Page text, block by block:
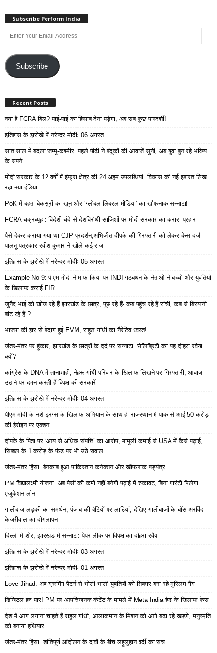
Subscribe Perform India
Enter
Your
AddressSubscribe
Recent Posts
क्या है FCRA बिल? पाई-पाई का हिसाब देना पड़ेगा, अब सब कुछ पारदर्शी!
इतिहास के झरोखे में नरेन्द्र मोदीः 06 अगस्त
सात साल में बदला जम्मू-कश्मीर: पहले पीढ़ी ने बंदूकों की आवाजें सुनी, अब युवा बुन रहे भविष्य
के सपने
मोदी सरकार के 12 वर्षों में इंफ्रा क्षेत्र की 24 अहम उपलब्धियां: विकास की नई इबारत लिख
रहा नया इंडिया
PoK में बहता बेकसूरों का खून और ‘ग्लोबल लिबरल मीडिया’ का खौफनाक सन्नाटा!
FCRA चक्रव्यूह : विदेशी चंदे से देशविरोधी साजिशों पर मोदी सरकार का करारा प्रहार
पैसे देकर कराया गया था CJP प्रदर्शन,अभिजीत दीपके की गिरफ्तारी को लेकर केस दर्ज,
पालतू पत्रकार रवीश कुमार ने खोले कई राज
इतिहास के झरोखे में नरेन्द्र मोदीः 05 अगस्त
Example No 9: पीएम मोदी ने माफ किया पर INDI गठबंधन के नेताओं ने बच्चों और युवतियों
के खिलाफ कराई FIR
जुनैद भाई को खोज रहे हैं झारखंड के छात्र, पूछ रहे हैं- कब पहुंच रहे हैं रांची, कब से बिरयानी
बांट रहे हैं ?
भाजपा की हार से बेदाग हुई EVM, राहुल गांधी का नैरेटिव ध्वस्त!
जंतर-मंतर पर हुंकार, झारखंड के छात्रों के दर्द पर सन्नाटा: सेलिब्रिटी का यह दोहरा रवैया
क्यों?
कांग्रेस के DNA में तानाशाही, नेहरू-गांधी परिवार के खिलाफ लिखने पर गिरफ्तारी, आवाज
उठाने पर दमन करती हैं विपक्ष की सरकारें
इतिहास के झरोखे में नरेन्द्र मोदीः 04 अगस्त
पीएम मोदी के नशे-ड्रग्स के खिलाफ अभियान के साथ ही राजस्थान में पाक से आई 50 करोड़
की हेरोइन पर एक्शन
दीपके के पिता पर ‘आय से अधिक संपत्ति’ का आरोप, मामूली कमाई से USA में कैसे पढ़ाई,
सिब्बल के 1 करोड़ के फंड पर भी उठे सवाल
जंतर-मंतर हिंसा: बेनकाब हुआ पाकिस्तान कनेक्शन और खौफनाक षड्यंत्र
PM विद्यालक्ष्मी योजना: अब पैसों की कमी नहीं बनेगी पढ़ाई में रुकावट, बिना गारंटी मिलेगा
एजुकेशन लोन
गालीबाज लड़की का समर्थन, पंजाब की बेटियों पर लाठियां, देखिए गालीबाजों के बॉस अरविंद
केजरीवाल का दोगलापन
दिल्ली में शोर, झारखंड में सन्नाटा: पेपर लीक पर विपक्ष का दोहरा रवैया
इतिहास के झरोखे में नरेन्द्र मोदीः 03 अगस्त
इतिहास के झरोखे में नरेन्द्र मोदीः 01 अगस्त
Love Jihad: अब ग्रूमिंग पैटर्न से भोली-भाली युवतियों को शिकार बना रहे मुस्लिम गैंग
डिजिटल हद पार! PM पर आपत्तिजनक कंटेंट के मामले में Meta India हेड के खिलाफ केस
देश में आग लगाना चाहते हैं राहुल गांधी, आलाकमान के मिशन को आगे बढ़ा रहे खड़गे, मनुस्मृति
को बनाया हथियार
जंतर-मंतर हिंसा: शांतिपूर्ण आंदोलन के दावों के बीच लहूलुहान वर्दी का सच